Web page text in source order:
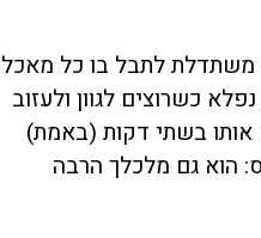
משתדלת לתבל בו כל מאכל
כשרוצים לגוון ולעזוב
אותו בשתי דקות (באמת)
הוא גם מלכלך הרבה